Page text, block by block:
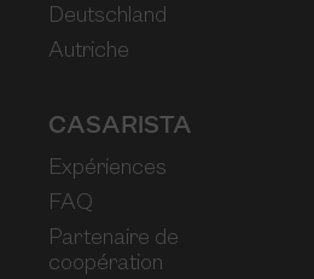
Deutschland
Autriche
CASARISTA
Expériences
FAQ
Partenaire de
coopération